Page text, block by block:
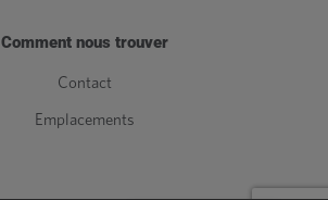
Comment nous trouver
Contact
Emplacements